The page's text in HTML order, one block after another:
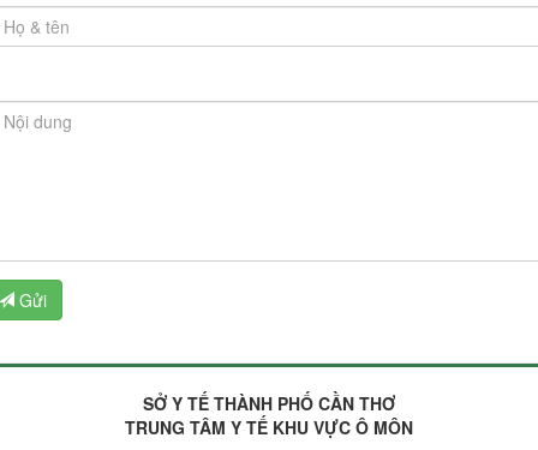
Gửi
SỞ Y TẾ THÀNH PHỐ CẦN THƠ
TRUNG TÂM Y TẾ KHU VỰC Ô MÔN